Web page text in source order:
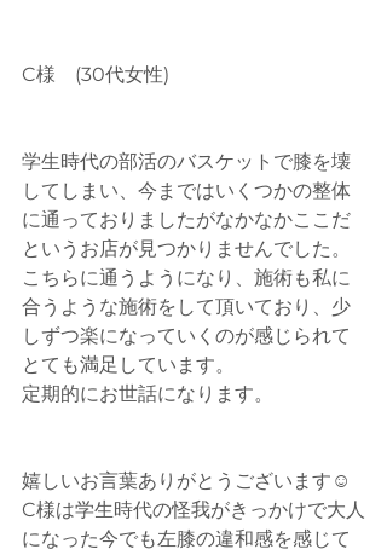
C様　(30代女性)
学生時代の部活のバスケットで膝を壊
してしまい、今まではいくつかの整体
に通っておりましたがなかなかここだ
というお店が見つかりませんでした。
こちらに通うようになり、施術も私に
合うような施術をして頂いており、少
しずつ楽になっていくのが感じられて
とても満足しています。
定期的にお世話になります。
嬉しいお言葉ありがとうございます☺️
C様は学生時代の怪我がきっかけで大人
になった今でも左膝の違和感を感じて